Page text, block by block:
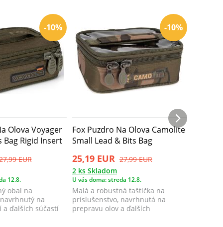
-10%
Olova Voyager
Bag Rigid Insert
EUR
12.8.
obal na
na
a ďalších súčastí
-10%
Fox Puzdro Na Olova Camolite
Small Lead & Bits Bag
25,19 EUR 27,99 EUR
2 ks Skladom
U vás doma: streda 12.8.
Malá a robustná taštička na
príslušenstvo, navrhnutá na
prepravu olov a ďalších